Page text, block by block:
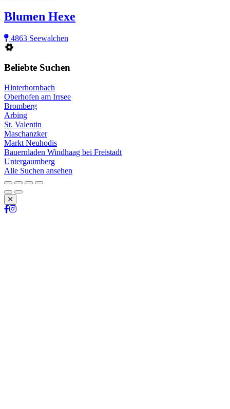
Blumen Hexe
4863 Seewalchen
Beliebte Suchen
Hinterhornbach
Oberhofen am Irrsee
Bromberg
Arbing
St. Valentin
Maschanzker
Markt Neuhodis
Bauernladen Windhaag bei Freistadt
Untergaumberg
Alle Suchen ansehen
Schließen